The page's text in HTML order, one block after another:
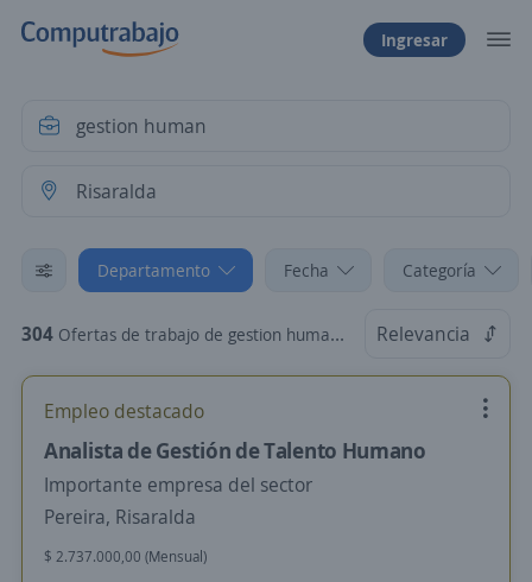
Ingresar
Departamento Fecha Categoría
304 Ofertas de trabajo de gestion human en Risaralda Relevancia
Empleo destacado
Analista de Gestión de Talento Humano
Importante empresa del sector
Pereira, Risaralda
$ 2.737.000,00 (Mensual)